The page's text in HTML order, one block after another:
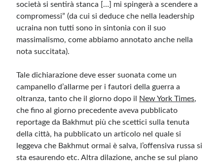
società si sentirà stanca […] mi spingerà a scendere a
compromessi” (da cui si deduce che nella leadership
ucraina non tutti sono in sintonia con il suo
massimalismo, come abbiamo annotato anche nella
nota succitata).
Tale dichiarazione deve esser suonata come un
campanello d’allarme per i fautori della guerra a
oltranza, tanto che il giorno dopo il
New York Times,
che fino al giorno precedente aveva pubblicato
reportage da Bakhmut più che scettici sulla tenuta
della città, ha pubblicato un articolo nel quale si
leggeva che Bakhmut ormai è salva, l’offensiva russa si
sta esaurendo etc. Altra dilazione, anche se sul piano